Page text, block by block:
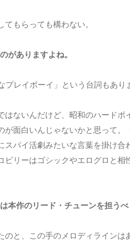
もらっても構わない。
がありますよね。
レイボーイ」という台詞もあり
ないんだけど、昭和のハードボ
面白いんじゃないかと思って。
パイ活劇みたいな言葉を掛け合
リーはゴシックやエログロと相
作のリード・チューンを担うべ
と、この手のメロディラインは